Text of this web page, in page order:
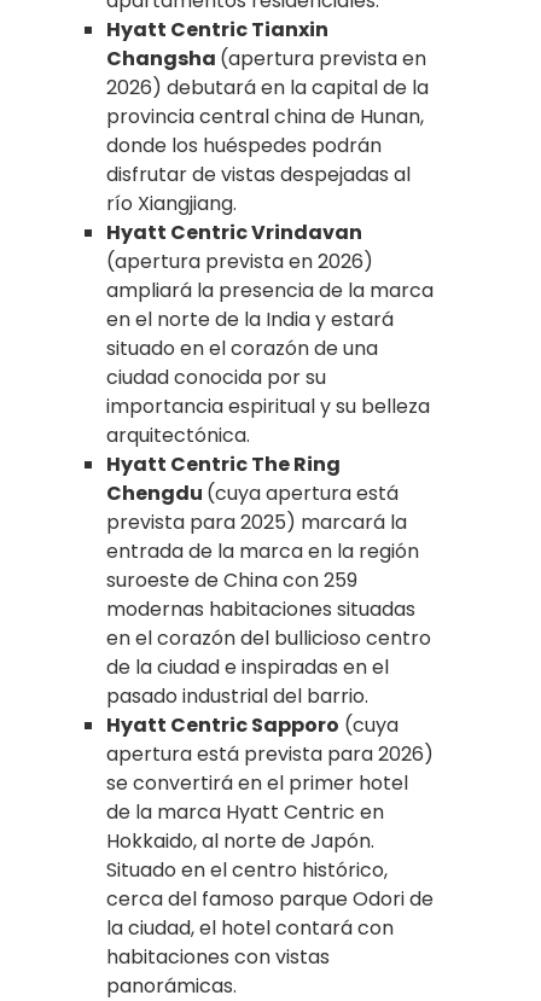
Hyatt Centric Tianxin
Changsha (apertura prevista en
2026) debutará en la capital de la
provincia central china de Hunan,
donde los huéspedes podrán
disfrutar de vistas despejadas al
río Xiangjiang.
Hyatt Centric Vrindavan
(apertura prevista en 2026)
ampliará la presencia de la marca
en el norte de la India y estará
situado en el corazón de una
ciudad conocida por su
importancia espiritual y su belleza
arquitectónica.
Hyatt Centric The Ring
Chengdu (cuya apertura está
prevista para 2025) marcará la
entrada de la marca en la región
suroeste de China con 259
modernas habitaciones situadas
en el corazón del bullicioso centro
de la ciudad e inspiradas en el
pasado industrial del barrio.
Hyatt Centric Sapporo (cuya
apertura está prevista para 2026)
se convertirá en el primer hotel
de la marca Hyatt Centric en
Hokkaido, al norte de Japón.
Situado en el centro histórico,
cerca del famoso parque Odori de
la ciudad, el hotel contará con
habitaciones con vistas
panorámicas.